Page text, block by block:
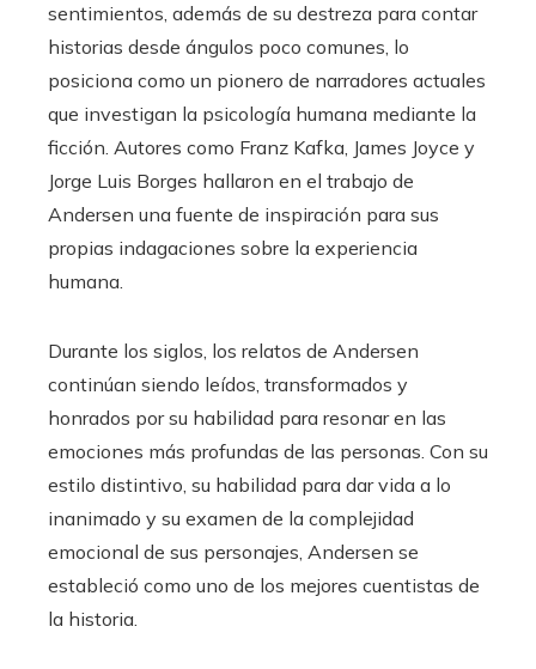
sentimientos, además de su destreza para contar
historias desde ángulos poco comunes, lo
posiciona como un pionero de narradores actuales
que investigan la psicología humana mediante la
ficción. Autores como Franz Kafka, James Joyce y
Jorge Luis Borges hallaron en el trabajo de
Andersen una fuente de inspiración para sus
propias indagaciones sobre la experiencia
humana.
Durante los siglos, los relatos de Andersen
continúan siendo leídos, transformados y
honrados por su habilidad para resonar en las
emociones más profundas de las personas. Con su
estilo distintivo, su habilidad para dar vida a lo
inanimado y su examen de la complejidad
emocional de sus personajes, Andersen se
estableció como uno de los mejores cuentistas de
la historia.